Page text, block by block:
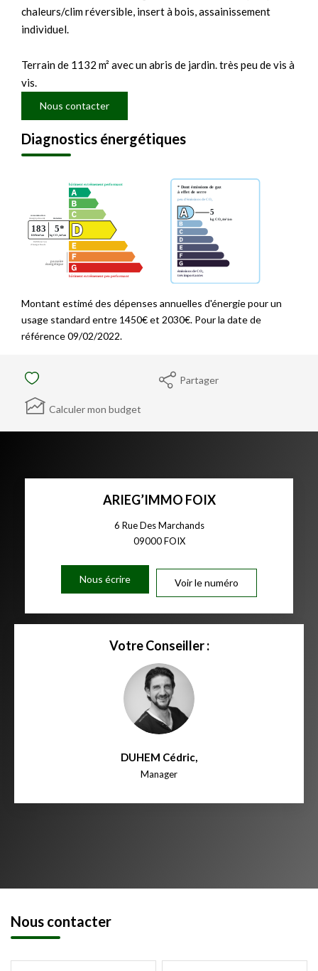
chaleurs/clim réversible, insert à bois, assainissement
individuel.
Terrain de 1132 m² avec un abris de jardin. très peu de vis à
vis.
Nous contacter
Diagnostics énergétiques
Montant estimé des dépenses annuelles d'énergie pour un
usage standard entre 1450€ et 2030€. Pour la date de
référence 09/02/2022.
Partager
Calculer mon budget
ARIEG’IMMO FOIX
6 Rue Des Marchands
09000FOIX
Nous écrire Voir le numéro
Votre Conseiller :
DUHEM Cédric,
Manager
Nous contacter